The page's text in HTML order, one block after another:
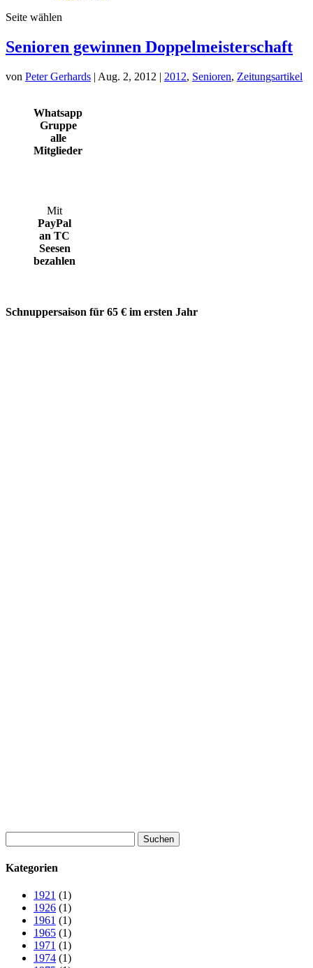
Seite wählen
Senioren gewinnen Doppelmeisterschaft
von Peter Gerhards | Aug. 2, 2012 | 2012, Senioren, Zeitungsartikel
Whatsapp
Gruppe
alle
Mitglieder
Mit
PayPal
an TC
Seesen
bezahlen
Schnuppersaison für 65 € im ersten Jahr
nach:
Kategorien
1921 (1)
1926 (1)
1961 (1)
1965 (1)
1971 (1)
1974 (1)